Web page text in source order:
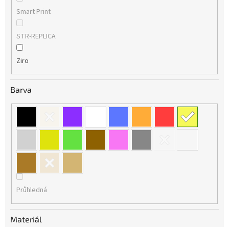
Smart Print
STR-REPLICA
Ziro
Barva
Průhledná
Materiál